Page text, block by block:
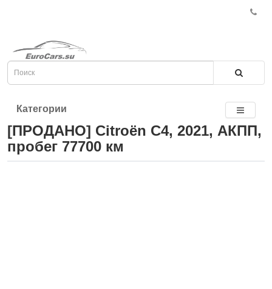
Категории
[ПРОДАНО] Citroën C4, 2021, АКПП,
пробег 77700 км